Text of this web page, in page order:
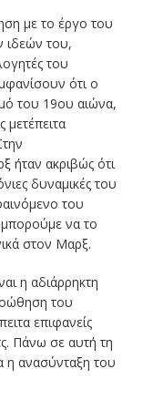
με το έργο του
ιδεών του,
του
ότι ο
του 19ου αιώνα,
μετέπειτα
ήταν ακριβώς ότι
δυναμικές του
του
να το
στον Μαρξ.
η αδιάρρηκτη
του
επιφανείς
Πάνω σε αυτή τη
η ανασύνταξη του